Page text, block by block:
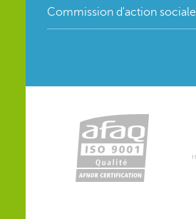
Commission d'action sociale